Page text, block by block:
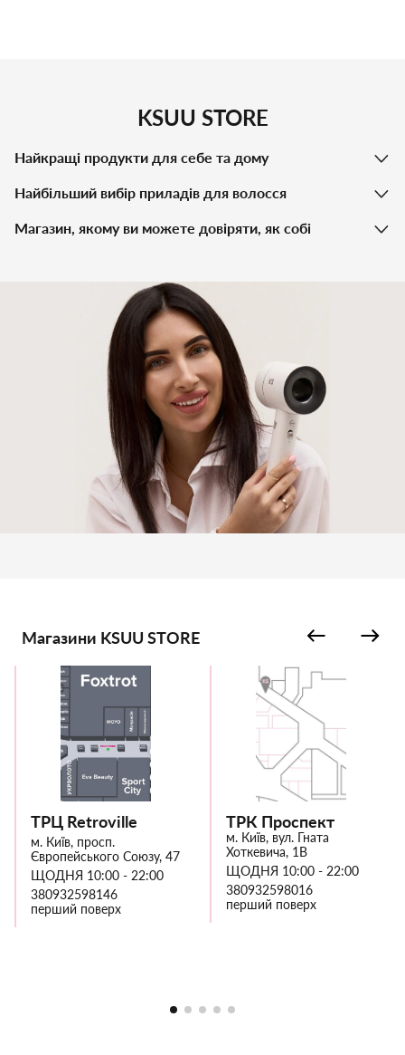
KSUU STORE
Найкращі продукти для себе та дому
Найбільший вибір приладів для волосся
Магазин, якому ви можете довіряти, як собі
Магазини KSUU STORE
ТРЦ Retroville
м. Київ, просп.
Європейського Союзу, 47
ЩОДНЯ 10:00 - 22:00
380932598146
перший поверх
ТРК Проспект
м. Київ, вул. Гната
Хоткевича, 1В
ЩОДНЯ 10:00 - 22:00
380932598016
перший поверх